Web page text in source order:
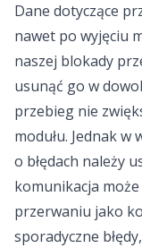
Dane dotyczące
nawet po wyjęciu
naszej blokady
usunąć go w
przebieg nie
modułu. Jednak
o błędach należy
komunikacja
przerwaniu jako
sporadyczne